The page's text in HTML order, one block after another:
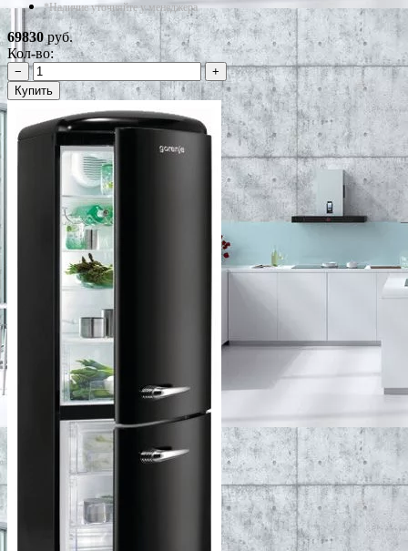
*Наличие уточняйте у менеджера
69830руб.
Кол-во:
−
+
Купить